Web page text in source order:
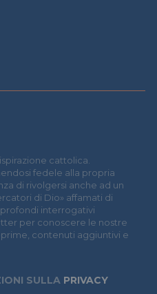
cattolica.
fedele alla propria
di rivolgersi anche ad un
di Dio» affamati di
interrogativi
per conoscere le nostre
contenuti aggiuntivi e
SULLA PRIVACY